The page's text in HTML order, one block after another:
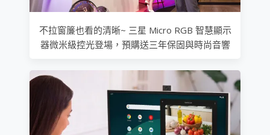
不拉窗簾也看的清晰~ 三星 Micro RGB 智慧顯示
器微米級控光登場，預購送三年保固與時尚音響